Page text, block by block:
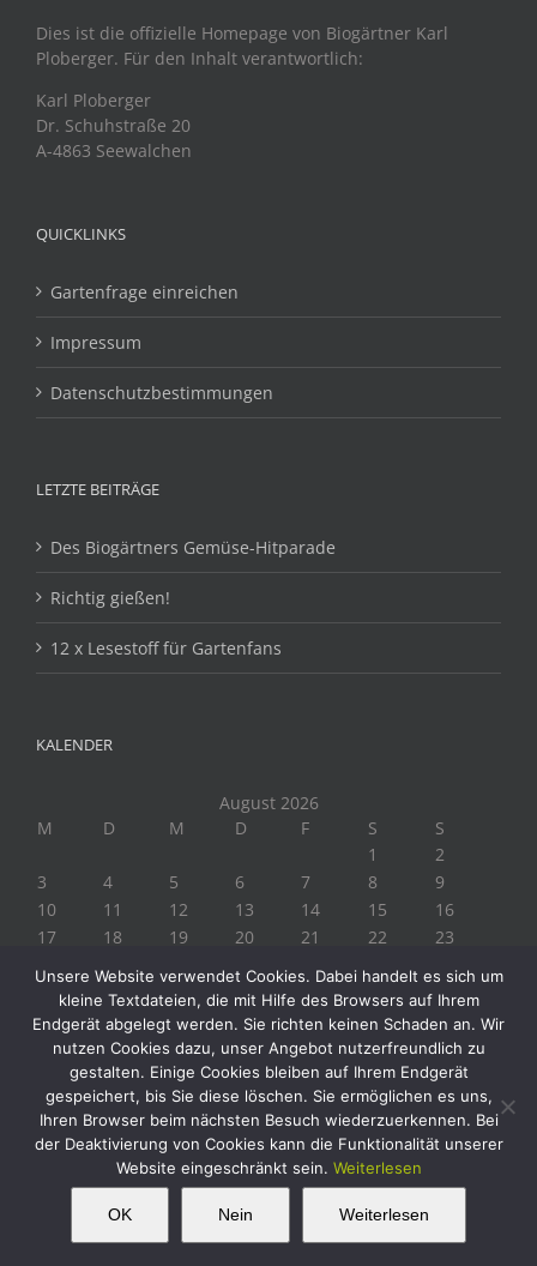
Dies ist die offizielle Homepage von Biogärtner Karl
Ploberger. Für den Inhalt verantwortlich:
Karl Ploberger
Dr. Schuhstraße 20
A-4863 Seewalchen
QUICKLINKS
Gartenfrage einreichen
Impressum
Datenschutzbestimmungen
LETZTE BEITRÄGE
Des Biogärtners Gemüse-Hitparade
Richtig gießen!
12 x Lesestoff für Gartenfans
KALENDER
August 2026
M
D M D F S
S
1
2
3
4 5 6 7 8
9
10
11 12 13 14 15
16
17
18 19 20 21 22
23
« Juli
Copyright 2019 Biogärtner Ploberger | Alle Rechte vorbehalten
FacebookInstagram
TwitterYouTube
This website uses cookies and third party
Unsere Website verwendet Cookies. Dabei handelt es sich um
kleine Textdateien, die mit Hilfe des Browsers auf Ihrem
Endgerät abgelegt werden. Sie richten keinen Schaden an. Wir
nutzen Cookies dazu, unser Angebot nutzerfreundlich zu
gestalten. Einige Cookies bleiben auf Ihrem Endgerät
gespeichert, bis Sie diese löschen. Sie ermöglichen es uns,
Ihren Browser beim nächsten Besuch wiederzuerkennen. Bei
der Deaktivierung von Cookies kann die Funktionalität unserer
Website eingeschränkt sein. Weiterlesen
OK Nein Weiterlesen